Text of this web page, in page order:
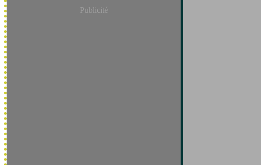
Publicité